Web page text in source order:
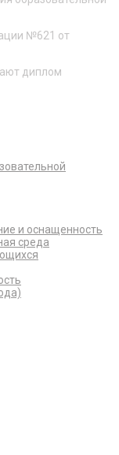
№621 от
диплом
и оснащенность
среда